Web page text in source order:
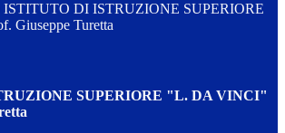
ISTITUTO DI ISTRUZIONE SUPERIORE
Giuseppe Turetta
SUPERIORE "L. DA VINCI"